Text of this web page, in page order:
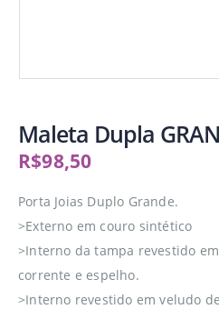
Maleta Dupla
R$98,50
Porta Joias Duplo Grande.
>Externo em couro sintético
>Interno da tampa revestido
corrente e espelho.
>Interno revestido em veludo